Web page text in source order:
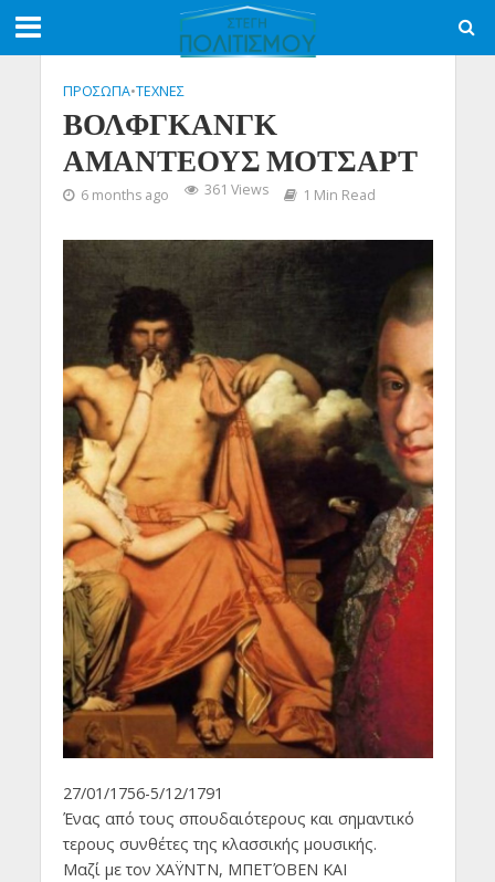
ΠΡΟΣΩΠΑ•ΤΕΧΝΕΣ
ΒΟΛΦΓΚΑΝΓΚ
ΑΜΑΝΤΕΟΥΣ ΜΟΤΣΑΡΤ
6 months ago 361 Views 1 Min Read
27/01/1756-5/12/1791
Ένας από τους σπουδαιότερους και σημαντικό
τερους συνθέτες της κλασσικής μουσικής.
Μαζί με τον ΧΑΫΝΤΝ, ΜΠΕΤΌΒΕΝ ΚΑΙ